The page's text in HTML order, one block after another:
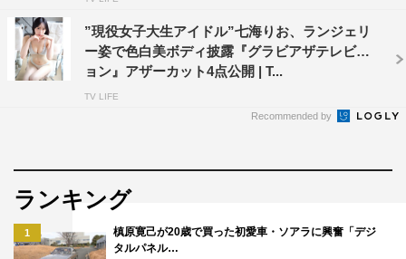
”現役女子大生アイドル”七海りお、ランジェリ
ー姿で色白美ボディ披露『グラビアザテレビジ
ョン』アザーカット4点公開 | T...
TV LIFE
Recommended by
ランキング
1
槙原寛己が20歳で買った初愛車・ソアラに興奮「デジ
タルパネル…